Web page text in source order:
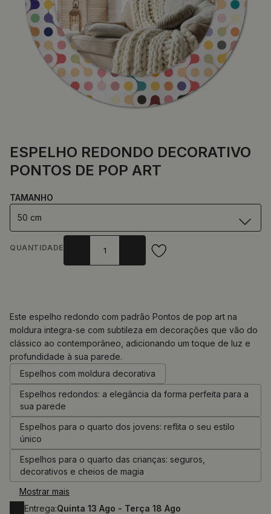
ESPELHO REDONDO DECORATIVO
PONTOS DE POP ART
TAMANHO
50 cm
QUANTIDADE
0.00€
Este espelho redondo com padrão Pontos de pop art na
moldura integra-se com subtileza em decorações que vão do
clássico ao contemporâneo, adicionando um toque de luz e
profundidade à sua parede.
Espelhos com moldura decorativa
Espelhos redondos: a elegância da forma perfeita para a
sua parede
Espelhos para o quarto dos jovens: reflita o seu estilo
único
Espelhos para o quarto das crianças: seguros,
decorativos e cheios de magia
Mostrar mais
Entrega:Quinta 13 Ago - Terça 18 Ago